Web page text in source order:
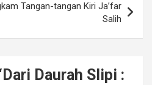
Tangan-tangan Kiri Ja’far
Salih
Dari Daurah Slipi :